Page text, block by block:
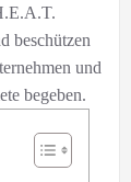
beschützen
und
begeben.